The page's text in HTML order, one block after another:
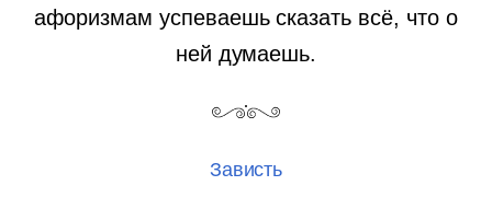
афоризмам успеваешь сказать всё, что о
ней думаешь.
Зависть